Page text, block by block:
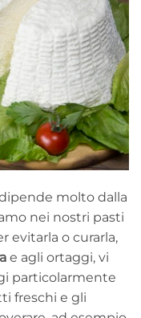
molto dalla
nei nostri pasti
evitarla o curarla,
e agli ortaggi, vi
particolarmente
freschi e gli